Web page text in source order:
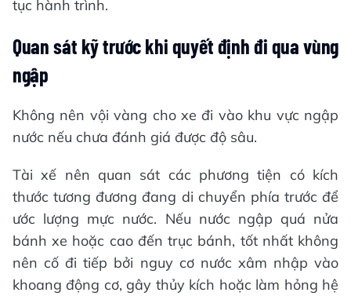
tục hành trình.
Quan sát kỹ trước khi quyết định đi qua vùng
ngập
Không nên vội vàng cho xe đi vào khu vực ngập
nước nếu chưa đánh giá được độ sâu.
Tài xế nên quan sát các phương tiện có kích
thước tương đương đang di chuyển phía trước để
ước lượng mực nước. Nếu nước ngập quá nửa
bánh xe hoặc cao đến trục bánh, tốt nhất không
nên cố đi tiếp bởi nguy cơ nước xâm nhập vào
khoang động cơ, gây thủy kích hoặc làm hỏng hệ